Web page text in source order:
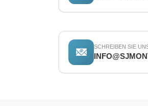
SCHREIBEN SIE